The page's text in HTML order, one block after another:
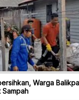
Warga
Sampah